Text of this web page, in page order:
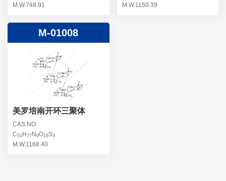
M.W.748.91 M.W.1150.39
M-01008
美罗培南开环三聚体
CAS NO.
C51 H 77 N 9O16S3
M.W.1168.40